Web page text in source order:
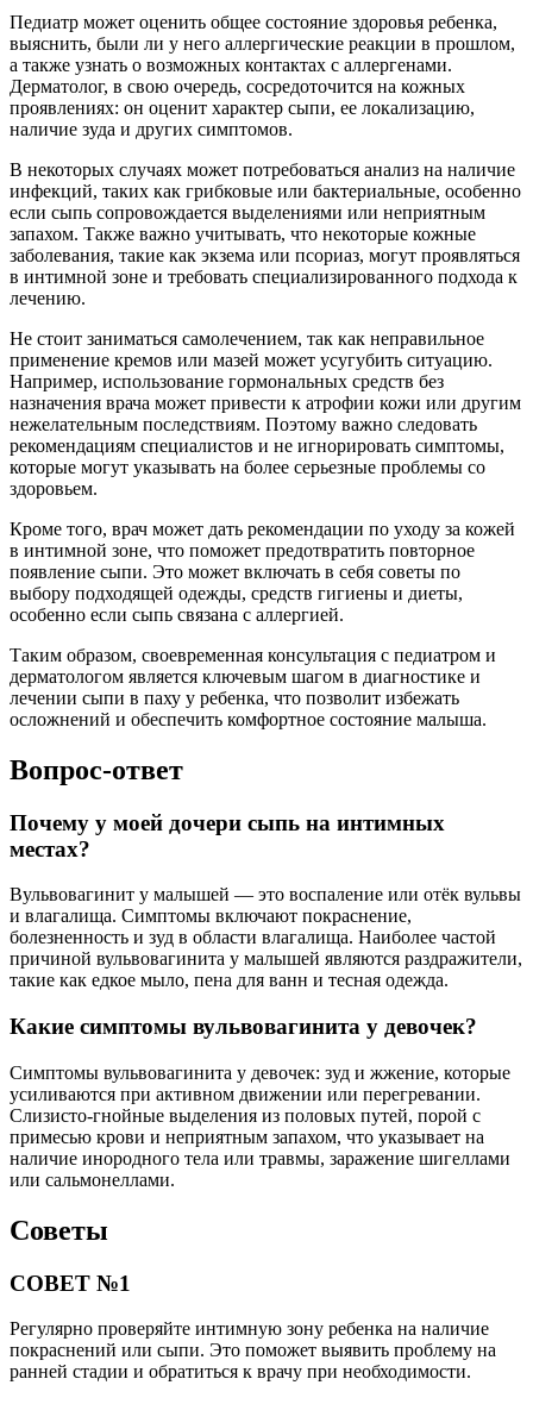
Педиатр может оценить общее состояние здоровья ребенка,
выяснить, были ли у него аллергические реакции в прошлом,
а также узнать о возможных контактах с аллергенами.
Дерматолог, в свою очередь, сосредоточится на кожных
проявлениях: он оценит характер сыпи, ее локализацию,
наличие зуда и других симптомов.
В некоторых случаях может потребоваться анализ на наличие
инфекций, таких как грибковые или бактериальные, особенно
если сыпь сопровождается выделениями или неприятным
запахом. Также важно учитывать, что некоторые кожные
заболевания, такие как экзема или псориаз, могут проявляться
в интимной зоне и требовать специализированного подхода к
лечению.
Не стоит заниматься самолечением, так как неправильное
применение кремов или мазей может усугубить ситуацию.
Например, использование гормональных средств без
назначения врача может привести к атрофии кожи или другим
нежелательным последствиям. Поэтому важно следовать
рекомендациям специалистов и не игнорировать симптомы,
которые могут указывать на более серьезные проблемы со
здоровьем.
Кроме того, врач может дать рекомендации по уходу за кожей
в интимной зоне, что поможет предотвратить повторное
появление сыпи. Это может включать в себя советы по
выбору подходящей одежды, средств гигиены и диеты,
особенно если сыпь связана с аллергией.
Таким образом, своевременная консультация с педиатром и
дерматологом является ключевым шагом в диагностике и
лечении сыпи в паху у ребенка, что позволит избежать
осложнений и обеспечить комфортное состояние малыша.
Вопрос-ответ
Почему у моей дочери сыпь на интимных
местах?
Вульвовагинит у малышей — это воспаление или отёк вульвы
и влагалища. Симптомы включают покраснение,
болезненность и зуд в области влагалища. Наиболее частой
причиной вульвовагинита у малышей являются раздражители,
такие как едкое мыло, пена для ванн и тесная одежда.
Какие симптомы вульвовагинита у девочек?
Симптомы вульвовагинита у девочек: зуд и жжение, которые
усиливаются при активном движении или перегревании.
Слизисто-гнойные выделения из половых путей, порой с
примесью крови и неприятным запахом, что указывает на
наличие инородного тела или травмы, заражение шигеллами
или сальмонеллами.
Советы
СОВЕТ №1
Регулярно проверяйте интимную зону ребенка на наличие
покраснений или сыпи. Это поможет выявить проблему на
ранней стадии и обратиться к врачу при необходимости.